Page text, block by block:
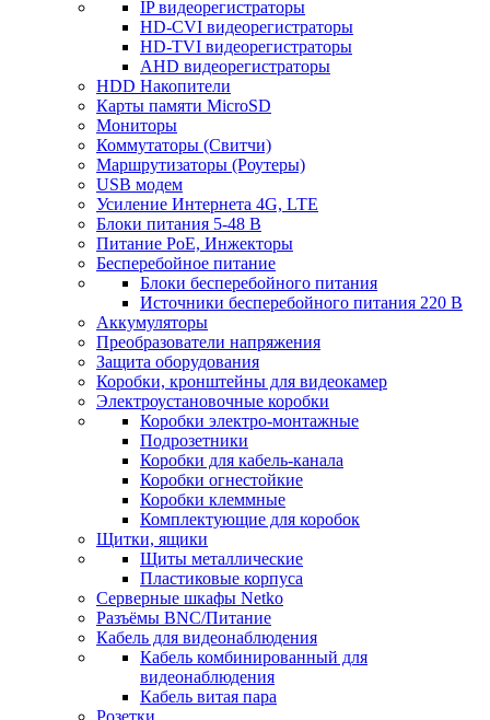
IP видеорегистраторы
HD-CVI видеорегистраторы
HD-TVI видеорегистраторы
AHD видеорегистраторы
HDD Накопители
Карты памяти MicroSD
Мониторы
Коммутаторы (Свитчи)
Маршрутизаторы (Роутеры)
USB модем
Усиление Интернета 4G, LTE
Блоки питания 5-48 В
Питание PoE, Инжекторы
Бесперебойное питание
Блоки бесперебойного питания
Источники бесперебойного питания 220 В
Аккумуляторы
Преобразователи напряжения
Защита оборудования
Коробки, кронштейны для видеокамер
Электроустановочные коробки
Коробки электро-монтажные
Подрозетники
Коробки для кабель-канала
Коробки огнестойкие
Коробки клеммные
Комплектующие для коробок
Щитки, ящики
Щиты металлические
Пластиковые корпуса
Серверные шкафы Netko
Разъёмы BNC/Питание
Кабель для видеонаблюдения
Кабель комбинированный для
видеонаблюдения
Кабель витая пара